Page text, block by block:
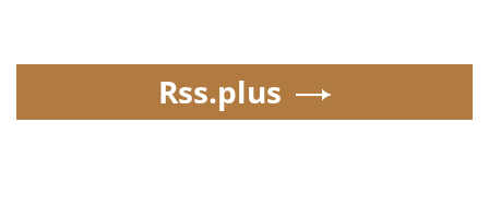
Rss.plus